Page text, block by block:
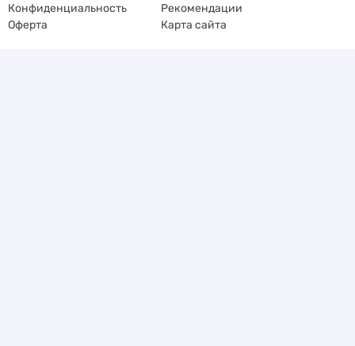
Конфиденциальность
Рекомендации
Оферта
Карта сайта